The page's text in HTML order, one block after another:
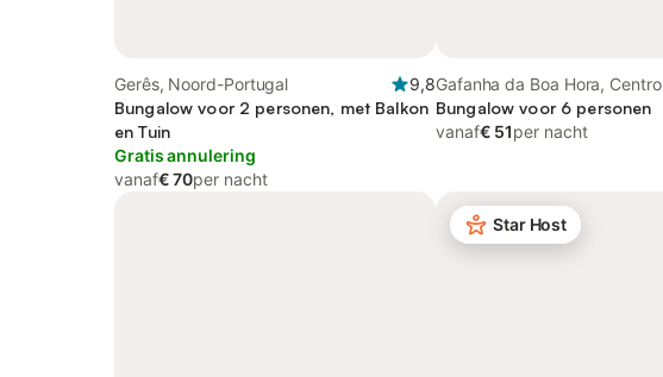
Gerês, Noord-Portugal
9,8
Bungalow voor 2 personen, met Balkon
en Tuin
Gratis annulering
vanaf€ 70per nacht
Gafanha da Boa Hora, Centro
(Portugal)
Bungalow voor 6 personen
vanaf€ 51per nacht
Star Host